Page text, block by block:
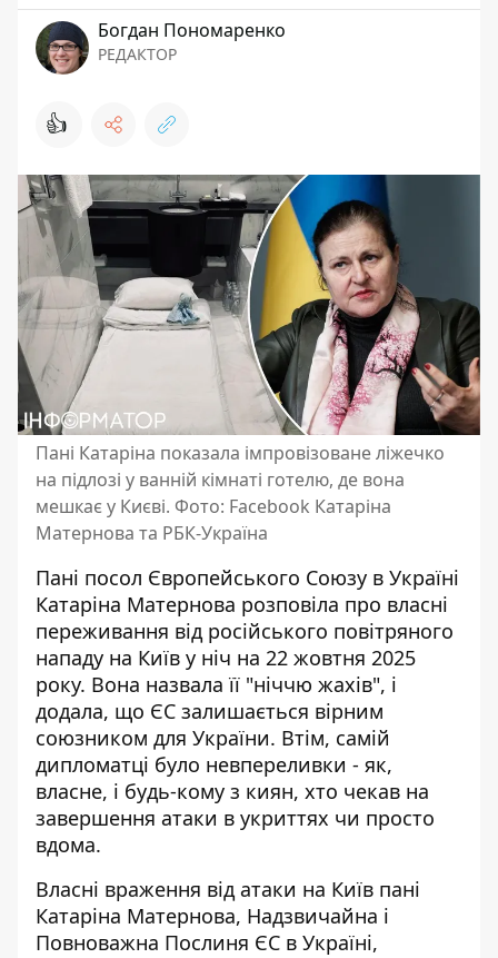
Богдан Пономаренко
РЕДАКТОР
👍
Пані Катаріна показала імпровізоване ліжечко
на підлозі у ванній кімнаті готелю, де вона
мешкає у Києві. Фото: Facebook Катаріна
Матернова та РБК-Україна
Пані посол Європейського Союзу в Україні
Катаріна Матернова розповіла про власні
переживання від російського повітряного
нападу на Київ у ніч на 22 жовтня 2025
року. Вона назвала її "ніччю жахів", і
додала, що ЄС залишається вірним
союзником для України. Втім, самій
дипломатці було невпереливки - як,
власне, і будь-кому з киян, хто чекав на
завершення атаки в укриттях чи просто
вдома.
Власні враження від атаки на Київ пані
Катаріна Матернова, Надзвичайна і
Повноважна Послиня ЄС в Україні,